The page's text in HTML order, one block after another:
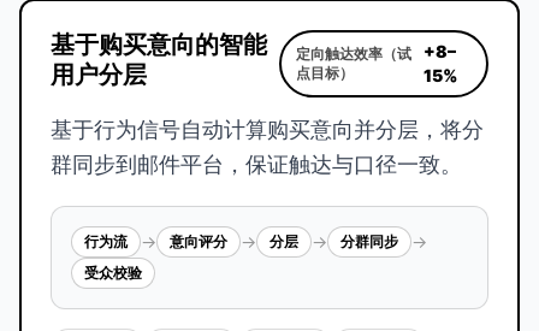
基于购买意向的智能
用户分层
定向触达效率（试
点目标）
+8–
15%
基于行为信号自动计算购买意向并分层，将分
群同步到邮件平台，保证触达与口径一致。
行为流 → 意向评分 → 分层 → 分群同步 →
受众校验